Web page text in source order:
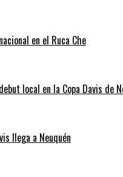
en el Ruca Che
local en la Copa Davis de
llega a Neuquén